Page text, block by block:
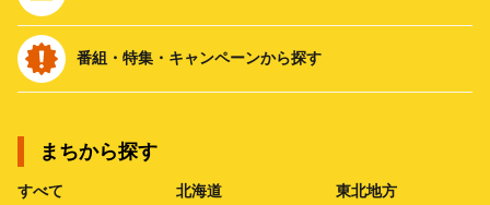
番組・特集・キャンペーンから探す
まちから探す
すべて 北海道 東北地方